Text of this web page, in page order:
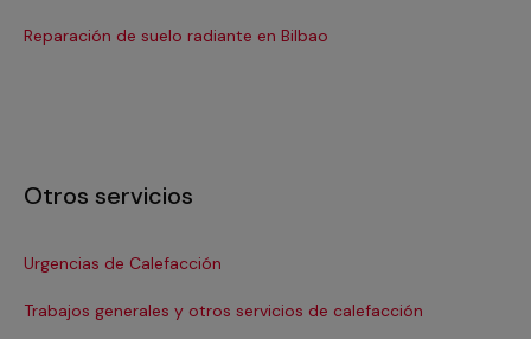
Reparación de suelo radiante en Bilbao
Otros servicios
Urgencias de Calefacción
Trabajos generales y otros servicios de calefacción